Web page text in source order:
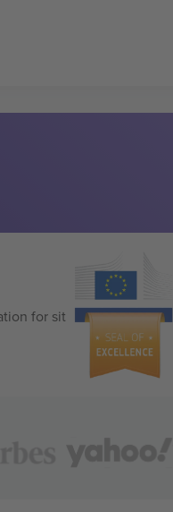
for sit